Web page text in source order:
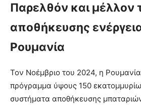
Παρελθόν και μέλλον
αποθήκευσης
Ρουμανία
Τον Νοέμβριο του 2024, η
πρόγραμμα ύψους 150
συστήματα αποθήκευσης